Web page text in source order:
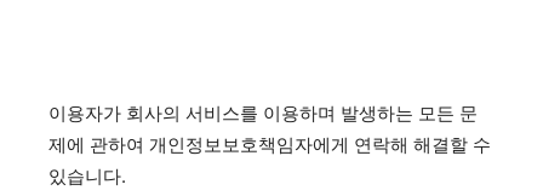
이용자가 회사의 서비스를 이용하며 발생하는 모든 문
제에 관하여 개인정보보호책임자에게 연락해 해결할 수
있습니다.